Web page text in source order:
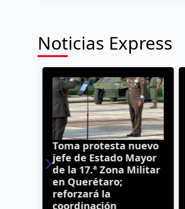
Noticias Express
Toma protesta nuevo
jefe de Estado Mayor
de la 17.ª Zona Militar
en Querétaro;
reforzará la
coordinación